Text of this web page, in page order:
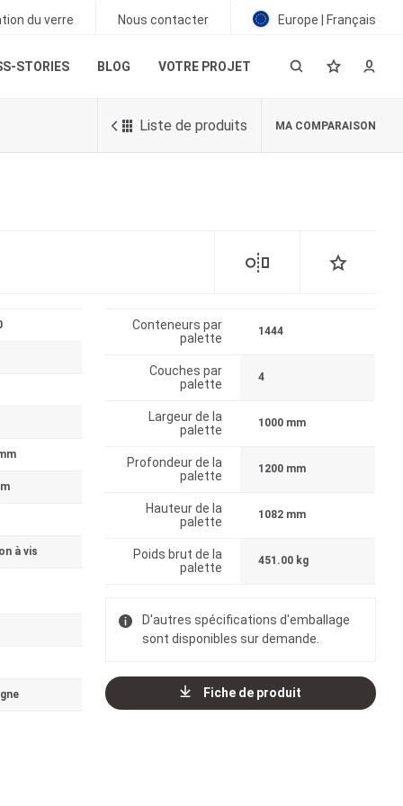
du verre Nous contacter Europe | Français
STORIES BLOG VOTRE PROJET
Liste de produits MA COMPARAISON
à vis
Conteneurs par
palette
1444
Couches par
palette
4
Largeur de la
palette
1000 mm
Profondeur de la
palette
1200 mm
Hauteur de la
palette
1082 mm
Poids brut de la
palette
451.00 kg
D'autres spécifications d'emballage
sont disponibles sur demande.
Fiche de produit